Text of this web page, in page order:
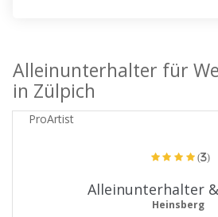
Alleinunterhalter für
in Zülpich
ProArtist
(3)
Alleinunterhalter &
Heinsberg